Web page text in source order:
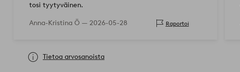
tosi tyytyväinen.
Anna-Kristina Ö — 2026-05-28 Raportoi
Tietoa arvosanoista